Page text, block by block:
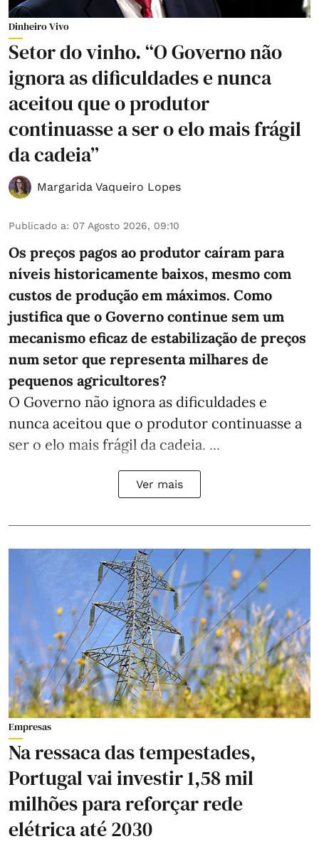
Dinheiro Vivo
Setor do vinho. “O Governo não
ignora as dificuldades e nunca
aceitou que o produtor
continuasse a ser o elo mais frágil
da cadeia”
Margarida Vaqueiro Lopes
Publicado a: 07 Agosto 2026, 09:10
Os preços pagos ao produtor caíram para
níveis historicamente baixos, mesmo com
custos de produção em máximos. Como
justifica que o Governo continue sem um
mecanismo eficaz de estabilização de preços
num setor que representa milhares de
pequenos agricultores?
O Governo não ignora as dificuldades e
nunca aceitou que o produtor continuasse a
ser o elo mais frágil da cadeia. ...
Ver mais
Empresas
Na ressaca das tempestades,
Portugal vai investir 1,58 mil
milhões para reforçar rede
elétrica até 2030